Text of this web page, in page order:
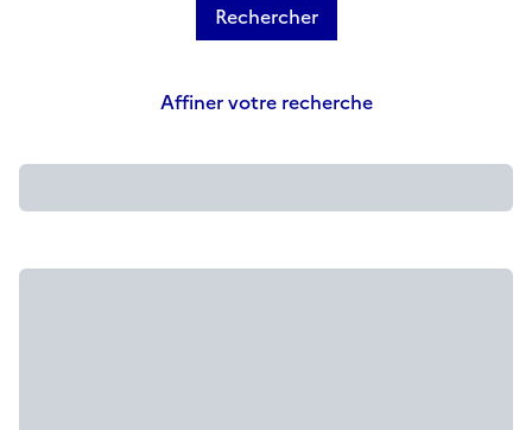
Affiner votre recherche